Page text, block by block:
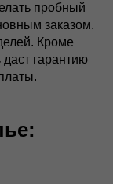
пробный
заказом.
Кроме
гарантию